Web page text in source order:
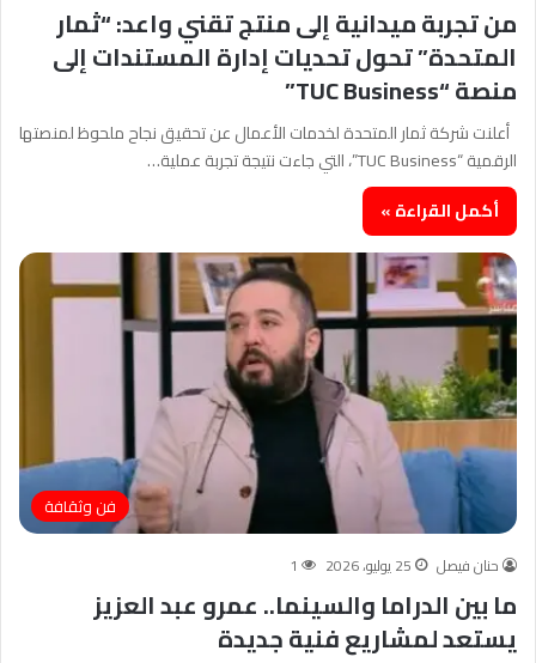
من تجربة ميدانية إلى منتج تقني واعد: “ثمار
المتحدة” تحول تحديات إدارة المستندات إلى
منصة “TUC Business”
أعلنت شركة ثمار المتحدة لخدمات الأعمال عن تحقيق نجاح ملحوظ لمنصتها
الرقمية “TUC Business”، التي جاءت نتيجة تجربة عملية…
أكمل القراءة »
فن وثقافة
حنان فيصل 25 يوليو، 2026 1
ما بين الدراما والسينما.. عمرو عبد العزيز
يستعد لمشاريع فنية جديدة